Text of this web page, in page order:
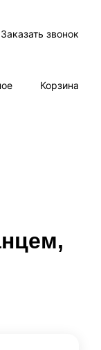
Заказать звонок
Корзина